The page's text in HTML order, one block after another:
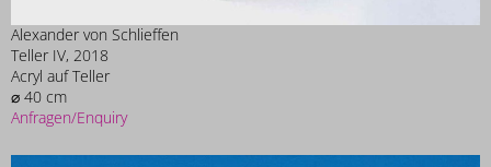
Alexander von Schlieffen
Teller IV, 2018
Acryl auf Teller
⌀ 40 cm
Anfragen/Enquiry